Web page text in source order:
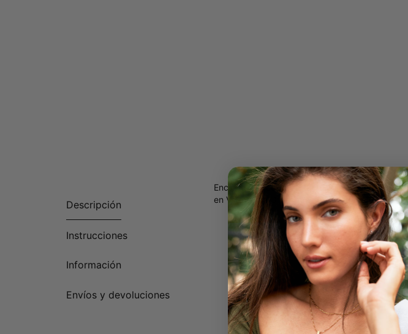
Descripción
Instrucciones
Información
Envíos y devoluciones
Encuentra el collar perfecto para darte un
en Vermeil de Oro 18K será la pieza perfecta